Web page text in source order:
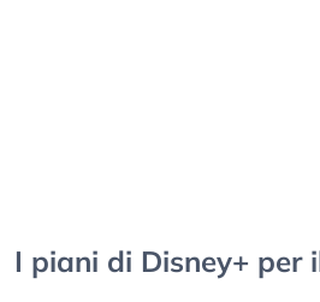
I piani di Disney+ per